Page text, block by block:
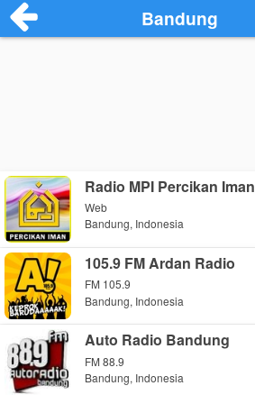
Bandung
Radio MPI Percikan Iman
Web
Bandung, Indonesia
105.9 FM Ardan Radio
FM 105.9
Bandung, Indonesia
Auto Radio Bandung
FM 88.9
Bandung, Indonesia